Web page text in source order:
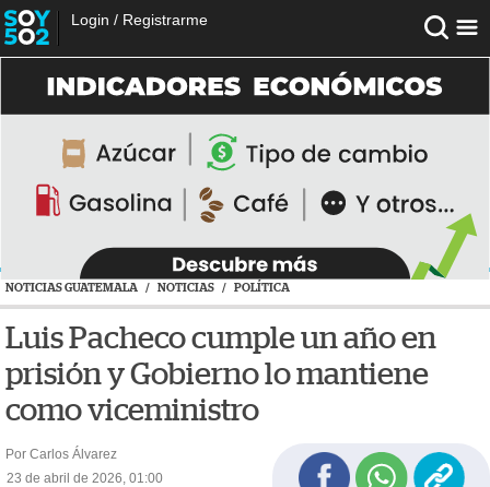
Login / Registrarme
NOTICIAS GUATEMALA / NOTICIAS / POLÍTICA
Luis Pacheco cumple un año en
prisión y Gobierno lo mantiene
como viceministro
Por Carlos Álvarez
23 de abril de 2026, 01:00